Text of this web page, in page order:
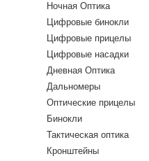
Ночная Оптика
Цифровые бинокли
Цифровые прицелы
Цифровые насадки
Дневная Оптика
Дальномеры
Оптические прицелы
Бинокли
Тактическая оптика
Кронштейны